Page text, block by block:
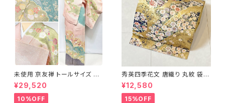
未使用 京友禅 トールサイズ 染
め分け 金彩 訪問着 袷 正絹 ピ
ンク 黄緑 紫 黄色 1438
¥29,520
10%OFF
秀英四季花文 唐織り 丸紋 袋帯
正絹 金糸 ゴールド 紺 ピンク 7
05
¥12,580
15%OFF